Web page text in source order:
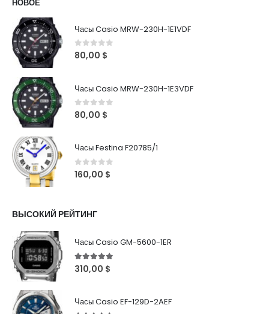
НОВОЕ
Часы Casio MRW-230H-1E1VDF
0out of 5
80,00 $
Часы Casio MRW-230H-1E3VDF
0out of 5
80,00 $
Часы Festina F20785/1
0out of 5
160,00 $
ВЫСОКИЙ РЕЙТИНГ
Часы Casio GM-5600-1ER
5out of 5
310,00 $
Часы Casio EF-129D-2AEF